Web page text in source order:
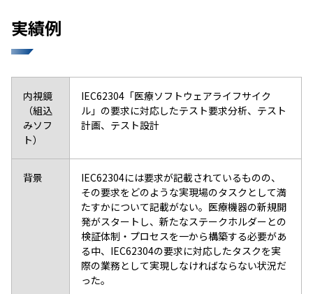
実績例
内視鏡
（組込
みソフ
ト）
IEC62304「医療ソフトウェアライフサイク
ル」の要求に対応したテスト要求分析、テスト
計画、テスト設計
背景
IEC62304には要求が記載されているものの、
その要求をどのような実現場のタスクとして満
たすかについて記載がない。医療機器の新規開
発がスタートし、新たなステークホルダーとの
検証体制・プロセスを一から構築する必要があ
る中、IEC62304の要求に対応したタスクを実
際の業務として実現しなければならない状況だ
った。